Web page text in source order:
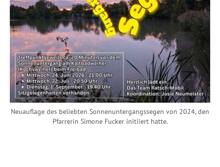
Neuauflage des beliebten Sonnenuntergangssegen von 2024, den
Pfarrerin Simone Fucker initiiert hatte.